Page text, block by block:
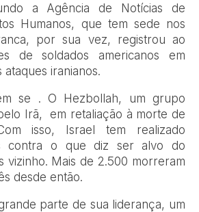
a Agência de Notícias de
Humanos, que tem sede nos
por sua vez, registrou ao
de soldados americanos em
iranianos.
se . O Hezbollah, um grupo
Irã, em retaliação à morte de
isso, Israel tem realizado
contra o que diz ser alvo do
vizinho. Mais de 2.500 morreram
desde então.
parte de sua liderança, um